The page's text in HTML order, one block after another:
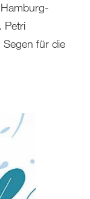
Petri
Segen für die